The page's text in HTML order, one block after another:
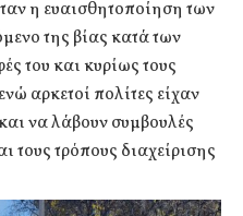
η ευαισθητοποίηση των
της βίας κατά των
του και κυρίως τους
αρκετοί πολίτες είχαν
να λάβουν συμβουλές
τους τρόπους διαχείρισης